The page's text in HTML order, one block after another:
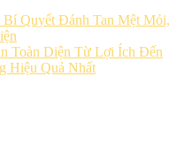
Quyết Đánh Tan Mệt Mỏi,
Toàn Diện Từ Lợi Ích Đến
Hiệu Quả Nhất